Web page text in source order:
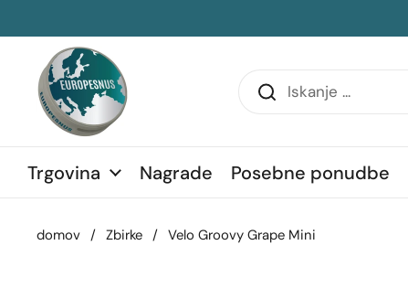
Trgovina Nagrade Posebne ponudbe
vrstico
domov / Zbirke / Velo Groovy Grape Mini